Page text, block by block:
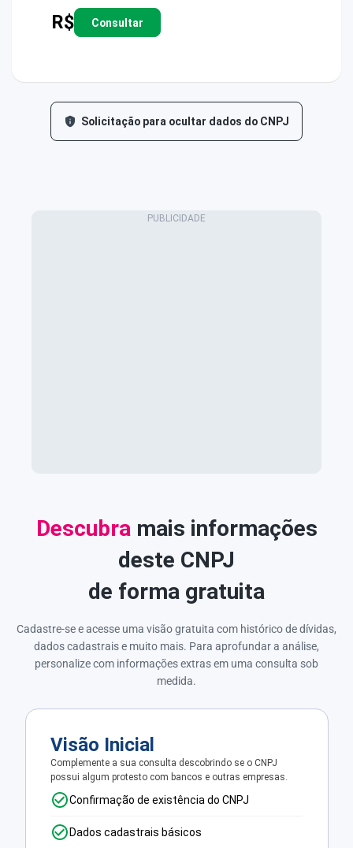
R$ Consultar
Solicitação para ocultar dados do CNPJ
Descubra mais informações
deste CNPJ
de forma gratuita
Cadastre-se e acesse uma visão gratuita com histórico de dívidas,
dados cadastrais e muito mais. Para aprofundar a análise,
personalize com informações extras em uma consulta sob
medida.
Visão Inicial
Complemente a sua consulta descobrindo se o CNPJ
possui algum protesto com bancos e outras empresas.
Confirmação de existência do CNPJ
Dados cadastrais básicos